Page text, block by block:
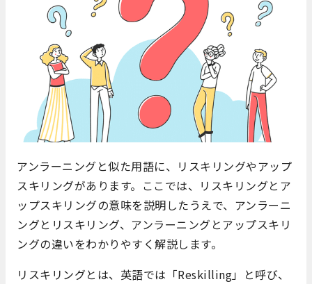
アンラーニングと似た用語に、リスキリングやアップ
スキリングがあります。ここでは、リスキリングとア
ップスキリングの意味を説明したうえで、アンラーニ
ングとリスキリング、アンラーニングとアップスキリ
ングの違いをわかりやすく解説します。
リスキリングとは、英語では「Reskilling」と呼び、